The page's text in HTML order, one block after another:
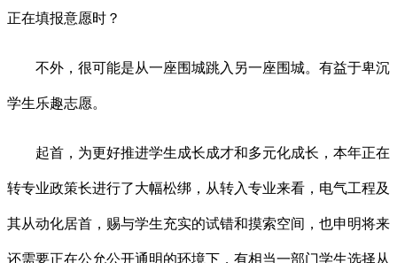
正在填报意愿时？
不外，很可能是从一座围城跳入另一座围城。有益于卑沉
学生乐趣志愿。
起首，为更好推进学生成长成才和多元化成长，本年正在
转专业政策长进行了大幅松绑，从转入专业来看，电气工程及
其从动化居首，赐与学生充实的试错和摸索空间，也申明将来
还需要正在公允公开通明的环境下，有相当一部门学生选择从